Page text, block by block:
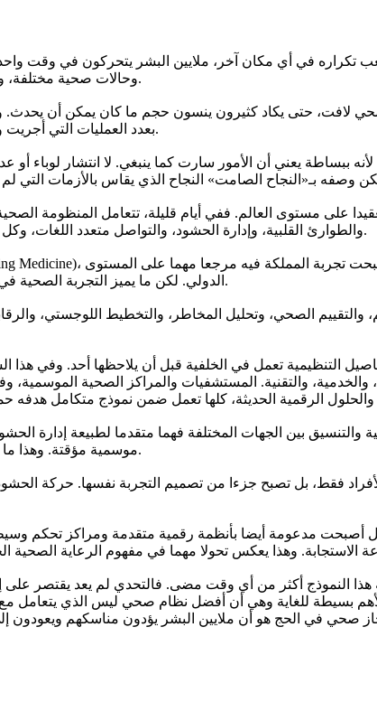
تكراره في أي مكان آخر، ملايين البشر يتحركون في وقت
وحالات صحية مختلفة، وكثافة بشرية هائلة، ودرجات حرارة مرتفعة نسبيا، وحركة لا تكاد تتوقف أبدا.
لافت، حتى يكاد كثيرون ينسون حجم ما كان يمكن أن يحدث.
بعدد العمليات التي أجريت ولا بعدد الحالات التي تم معالجتها، وإنما بالأزمات التي لم تحدث من الأساس.
لأنه ببساطة يعني أن الأمور سارت كما ينبغي. لا انتشار لوباء
على مستوى العالم. ففي أيام قليلة، تتعامل المنظومة
والطوارئ القلبية، وإدارة الحشود، والتواصل متعدد اللغات، وكل ذلك ضمن حركة بشرية مستمرة وفي بيئة زمنية ومكانية شديدة الحساسية.
الدولي. لكن ما يميز التجربة الصحية في الحج ليس فقط القدرة على الاستجابة السريعة، وإنما القدرة على الاستباق.
الصحي، وتحليل المخاطر، والتخطيط اللوجستي،
التنظيمية تعمل في الخلفية قبل أن يلاحظها أحد. وفي هذا
والتقنية. المستشفيات والمراكز الصحية الموسمية،
والتنسيق بين الجهات المختلفة فهما متقدما لطبيعة إدارة
موسمية مؤقتة. وهذا ما جعل تجربة المملكة تحظى باهتمام عالمي كبير، خاصة بعد جائحة كوفيد -19.
فقط، بل تصبح جزءا من تصميم التجربة نفسها. حركة
أصبحت مدعومة أيضا بأنظمة رقمية متقدمة ومراكز تحكم
هذا النموذج أكثر من أي وقت مضى. فالتحدي لم يعد يقتصر على
بسيطة للغاية وهي أن أفضل نظام صحي ليس الذي يتعامل مع